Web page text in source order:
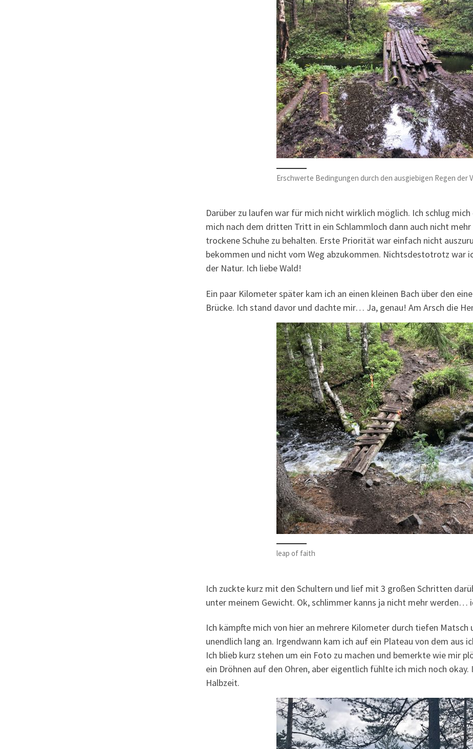
Erschwerte Bedingungen durch den ausgiebigen Regen der
Darüber zu laufen war für mich nicht wirklich möglich. Ich schlug
mich nach dem dritten Tritt in ein Schlammloch dann auch nicht
trockene Schuhe zu behalten. Erste Priorität war einfach nicht
bekommen und nicht vom Weg abzukommen. Nichtsdestotrotz war
der Natur. Ich liebe Wald!
Ein paar Kilometer später kam ich an einen kleinen Bach über den
Brücke. Ich stand davor und dachte mir… Ja, genau! Am Arsch die
leap of faith
Ich zuckte kurz mit den Schultern und lief mit 3 großen Schritten
unter meinem Gewicht. Ok, schlimmer kanns ja nicht mehr
Ich kämpfte mich von hier an mehrere Kilometer durch tiefen Matsch
unendlich lang an. Irgendwann kam ich auf ein Plateau von dem aus
Ich blieb kurz stehen um ein Foto zu machen und bemerkte wie mir
ein Dröhnen auf den Ohren, aber eigentlich fühlte ich mich noch
Halbzeit.